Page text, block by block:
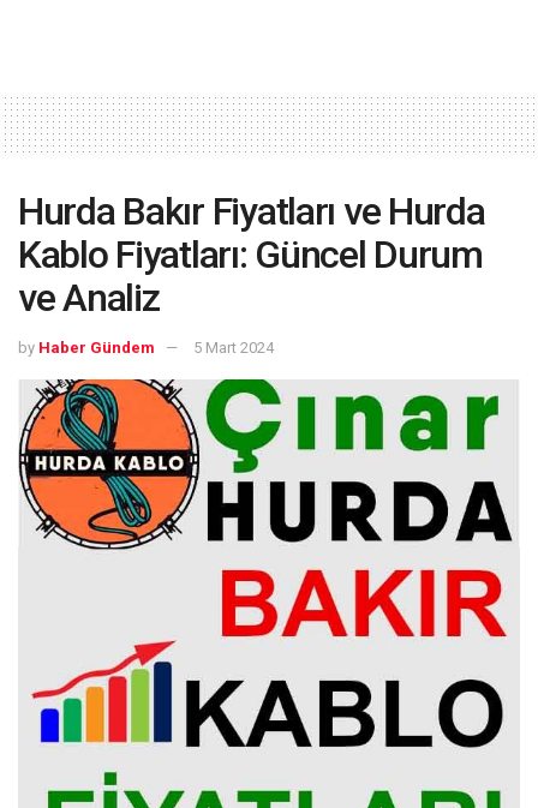
Hurda Bakır Fiyatları ve Hurda
Kablo Fiyatları: Güncel Durum
ve Analiz
by Haber Gündem 5 Mart 2024